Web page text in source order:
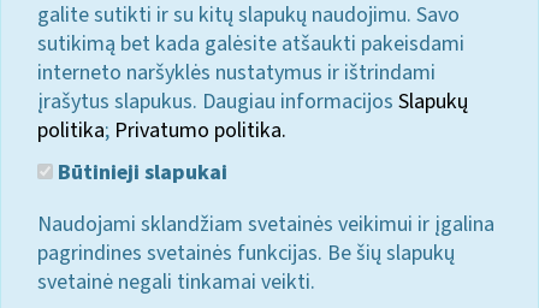
galite sutikti ir su kitų slapukų naudojimu. Savo
sutikimą bet kada galėsite atšaukti pakeisdami
interneto naršyklės nustatymus ir ištrindami
įrašytus slapukus. Daugiau informacijos Slapukų
politika; Privatumo politika.
Būtinieji slapukai
Naudojami sklandžiam svetainės veikimui ir įgalina
pagrindines svetainės funkcijas. Be šių slapukų
svetainė negali tinkamai veikti.